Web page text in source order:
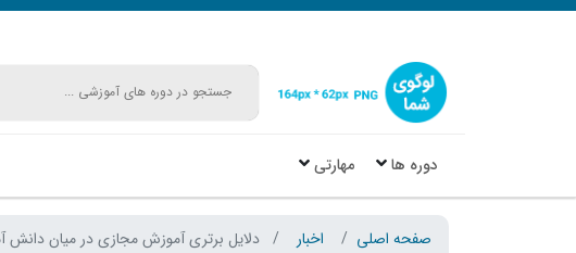
دوره ها مهارتی
صفحه اصلی اخبار دلایل برتری آموزش مجازی در میان دانش